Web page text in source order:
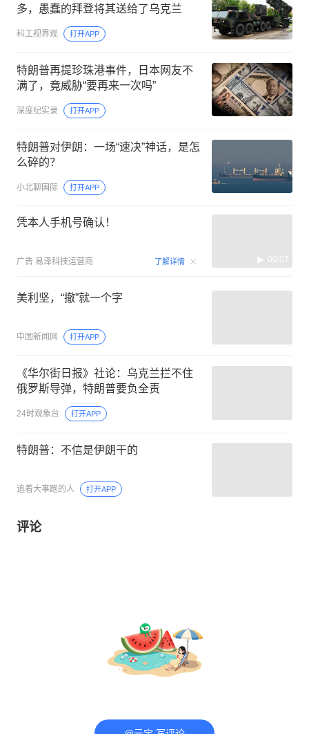
多，愚蠢的拜登将其送给了乌克兰
科工视界观 打开APP
特朗普再提珍珠港事件，日本网友不
满了，竟威胁“要再来一次吗”
深度纪实录 打开APP
特朗普对伊朗：一场“速决”神话，是怎
么碎的？
小北聊国际 打开APP
凭本人手机号确认！
广告 易泽科技运营商 了解详情 00:07
美利坚，“撤”就一个字
中国新闻网 打开APP
《华尔街日报》社论：乌克兰拦不住
俄罗斯导弹，特朗普要负全责
24时观象台 打开APP
特朗普：不信是伊朗干的
追着大事跑的人 打开APP
评论